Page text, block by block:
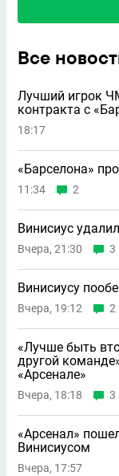
Все
Лучший игрок
контракта с
18:17
«Барселона»
11:34 2
Винисиус
Вчера, 21:30 3
Винисиусу
Вчера, 19:12 2
«Лучше быть
другой
«Арсенале»
Вчера, 18:18 3
«Арсенал»
Винисиусом
Вчера, 17:57